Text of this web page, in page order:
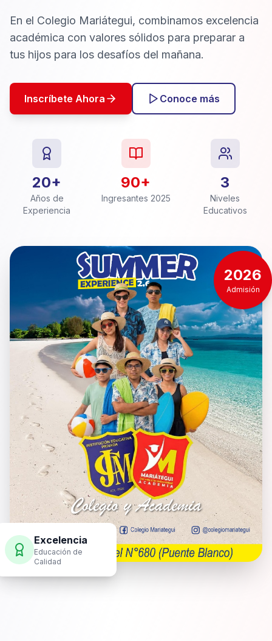
En el Colegio Mariátegui, combinamos excelencia
académica con valores sólidos para preparar a
tus hijos para los desafíos del mañana.
Inscríbete Ahora Conoce más
20+
Años de
Experiencia
90+
Ingresantes 2025
3
Niveles
Educativos
Excelencia
Educación de
Calidad
2026
Admisión